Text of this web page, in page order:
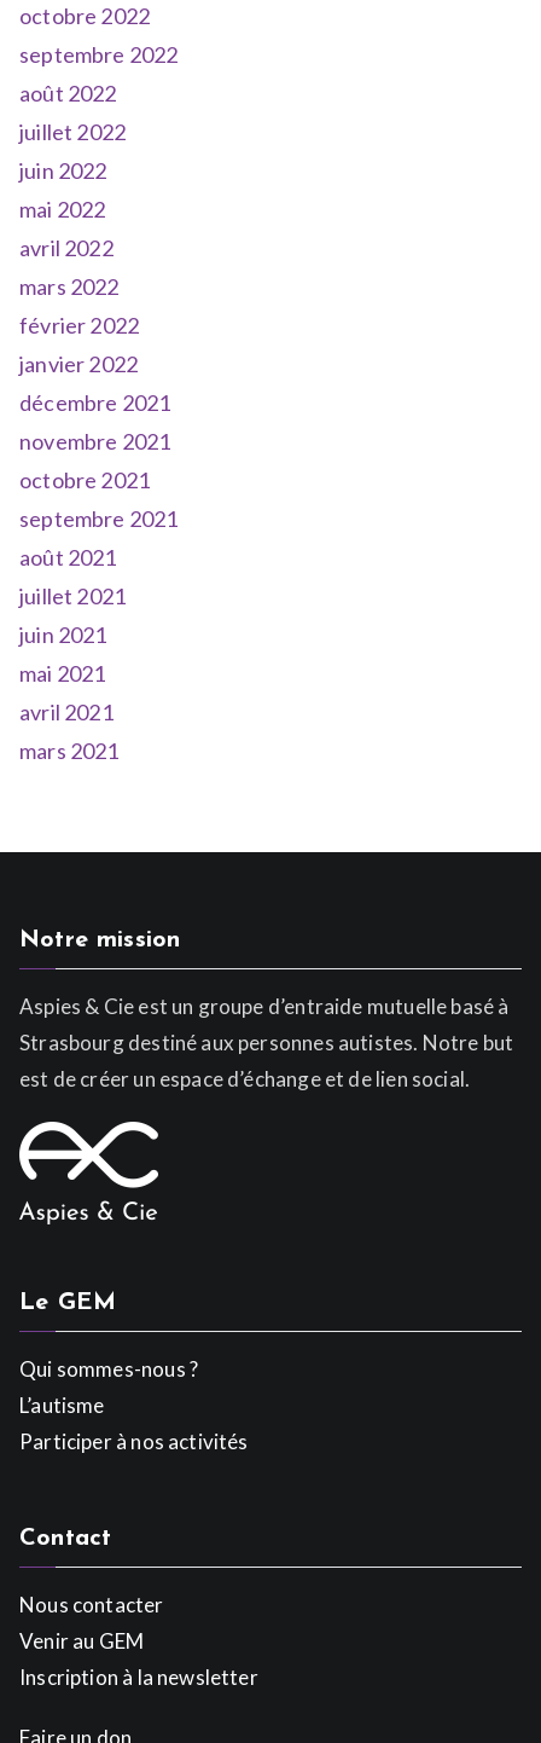
octobre 2022
septembre 2022
août 2022
juillet 2022
juin 2022
mai 2022
avril 2022
mars 2022
février 2022
janvier 2022
décembre 2021
novembre 2021
octobre 2021
septembre 2021
août 2021
juillet 2021
juin 2021
mai 2021
avril 2021
mars 2021
Notre mission
Aspies & Cie est un groupe d’entraide mutuelle basé à
Strasbourg destiné aux personnes autistes. Notre but
est de créer un espace d’échange et de lien social.
Le GEM
Qui sommes-nous ?
L’autisme
Participer à nos activités
Contact
Nous contacter
Venir au GEM
Inscription à la newsletter
Faire un don